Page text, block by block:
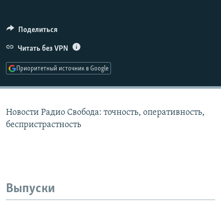
ПОДПИШИТЕСЬ НА РАССЫЛКУ
СОЦИАЛЬНЫЕ СЕТИ
Поделиться
Читать без VPN
Приоритетный источник в Google
Новости Радио Свобода: точность, оперативность,
беспристрастность
Выпуски